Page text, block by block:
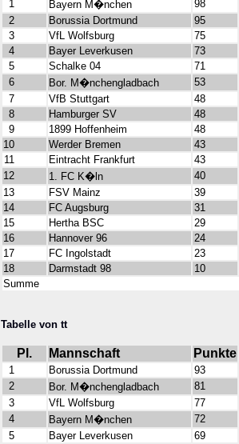
1 Bayern M�nchen
98
2
Borussia Dortmund
95
3
VfL Wolfsburg
75
4
Bayer Leverkusen
73
5
Schalke 04
71
6
Bor. M�nchengladbach
53
7
VfB Stuttgart
48
8
Hamburger SV
48
9
1899 Hoffenheim
48
10
Werder Bremen
43
11
Eintracht Frankfurt
43
12
1. FC K�ln
40
13
FSV Mainz
39
14
FC Augsburg
31
15
Hertha BSC
29
16
Hannover 96
24
17
FC Ingolstadt
23
18
Darmstadt 98
10
Summe
Tabelle von tt
Pl. Mannschaft Punkte
1 Borussia Dortmund
93
2
Bor. M�nchengladbach
81
3
VfL Wolfsburg
77
4
Bayern M�nchen
72
5
Bayer Leverkusen
69